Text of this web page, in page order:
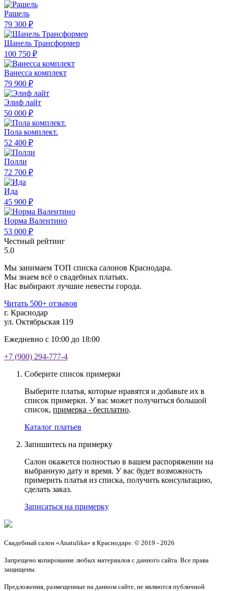
Рашель
79 300 ₽
Шанель Трансформер
100 750 ₽
Ванесса комплект
79 900 ₽
Элиф лайт
50 000 ₽
Пола комплект.
52 400 ₽
Полли
72 700 ₽
Ида
45 900 ₽
Норма Валентино
53 000 ₽
Честный рейтинг
5.0
Мы занимаем ТОП списка салонов Краснодара.
Мы знаем всё о свадебных платьях.
Нас выбирают лучшие невесты города.
Читать 500+ отзывов
г. Краснодар
ул. Октябрьская 119
Ежедневно с 10:00 до 18:00
+7 (900) 294-777-4
Соберите список примерки
Выберите платья, которые нравятся и добавьте их в
список примерки. У вас может получиться большой
список, примерка - бесплатно.
Каталог платьев
Запишитесь на примерку
Салон окажется полностью в вашем распоряжении на
выбранную дату и время. У вас будет возможность
примерить платья из списка, получить консультацию,
сделать заказ.
Записаться на примерку
Свадебный салон «Anatulika» в Краснодаре. © 2019 - 2026
Запрещено копирование любых материалов с данного сайта. Все права
защищены.
Предложения, размещенные на данном сайте, не являются публичной